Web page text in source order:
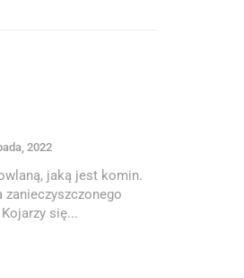
2022
jaką jest komin.
zanieczyszczonego
się...